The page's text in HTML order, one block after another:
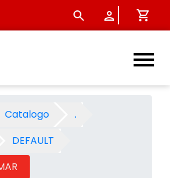
-
Catalogo
.
DEFAULT